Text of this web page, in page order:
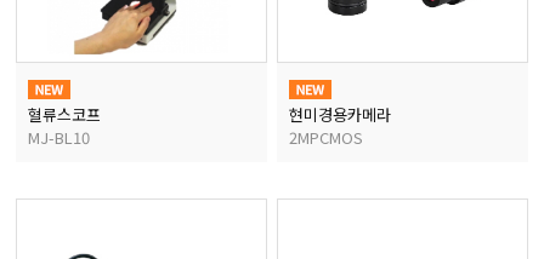
혈류스코프
MJ-BL10
현미경용카메라
2MPCMOS